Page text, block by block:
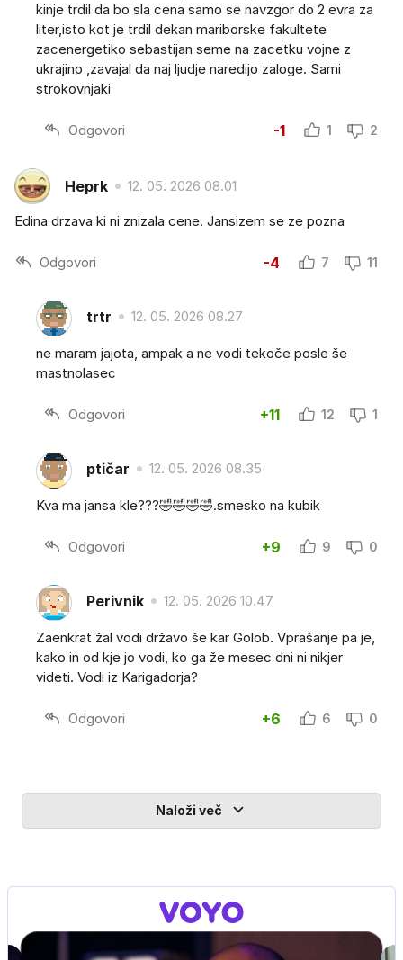
kinje trdil da bo sla cena samo se navzgor do 2 evra za
liter,isto kot je trdil dekan mariborske fakultete
zacenergetiko sebastijan seme na zacetku vojne z
ukrajino ,zavajal da naj ljudje naredijo zaloge. Sami
strokovnjaki
Odgovori -1 1 2
Heprk 12. 05. 2026 08.01
Edina drzava ki ni znizala cene. Jansizem se ze pozna
Odgovori -4 7 11
trtr 12. 05. 2026 08.27
ne maram jajota, ampak a ne vodi tekoče posle še
mastnolasec
Odgovori +11 12 1
ptičar 12. 05. 2026 08.35
Kva ma jansa kle???🤣🤣🤣🤣.smesko na kubik
Odgovori +9 9 0
Perivnik 12. 05. 2026 10.47
Zaenkrat žal vodi državo še kar Golob. Vprašanje pa je,
kako in od kje jo vodi, ko ga že mesec dni ni nikjer
videti. Vodi iz Karigadorja?
Odgovori +6 6 0
Naloži več